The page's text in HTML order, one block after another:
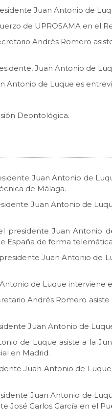
Juan Antonio de
de UPROSAMA en el
Andrés Romero
Juan Antonio de
Antonio de Luque es
Deontológica.
Juan Antonio de
de Málaga.
Juan Antonio de
presidente Juan Antonio
España de forma
Juan Antonio
de Luque interviene
Andrés Romero
Juan Antonio de
de Luque asiste a la
en Madrid.
Juan Antonio de
Juan Antonio de
José Carlos García en el